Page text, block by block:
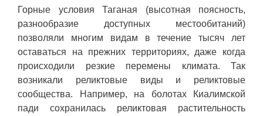
Горные условия Таганая (высотная поясность,
разнообразие доступных местообитаний)
позволяли многим видам в течение тысяч лет
оставаться на прежних территориях, даже когда
происходили резкие перемены климата. Так
возникали реликтовые виды и реликтовые
сообщества. Например, на болотах Киалимской
пади сохранилась реликтовая растительность